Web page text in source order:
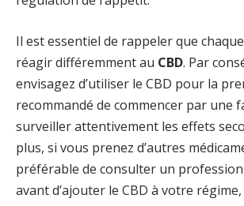
Il est essentiel de rappeler que
réagir différemment au CBD. Par
envisagez d’utiliser le CBD pour la
recommandé de commencer par une
surveiller attentivement les effets
plus, si vous prenez d’autres
préférable de consulter un
avant d’ajouter le CBD à votre